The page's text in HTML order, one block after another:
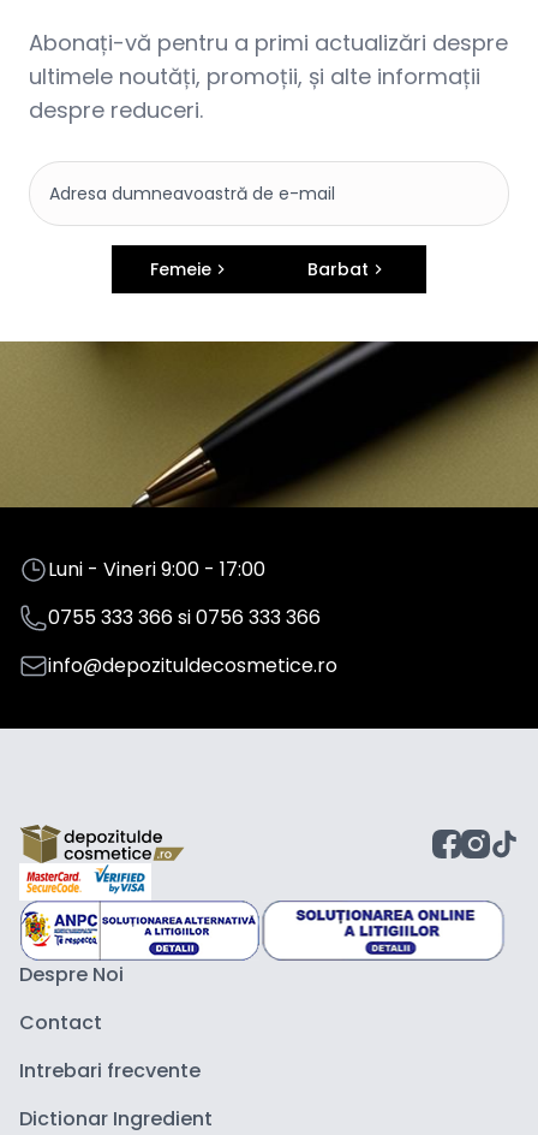
Abonați-vă pentru a primi actualizări despre
ultimele noutăți, promoții, și alte informații
despre reduceri.
Femeie Barbat
Luni - Vineri 9:00 - 17:00
0755 333 366si0756 333 366
info@depozituldecosmetice.ro
Despre Noi
Contact
Intrebari frecvente
Dictionar Ingredient